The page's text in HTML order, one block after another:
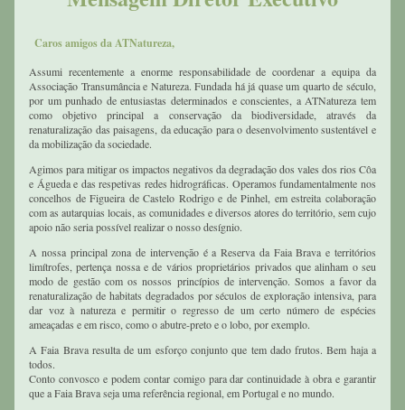
Caros amigos da ATNatureza,
Assumi recentemente a enorme responsabilidade de coordenar a equipa da
Associação Transumância e Natureza. Fundada há já quase um quarto de século,
por um punhado de entusiastas determinados e conscientes, a ATNatureza tem
como objetivo principal a conservação da biodiversidade, através da
renaturalização das paisagens, da educação para o desenvolvimento sustentável e
da mobilização da sociedade.
Agimos para mitigar os impactos negativos da degradação dos vales dos rios Côa
e Águeda e das respetivas redes hidrográficas. Operamos fundamentalmente nos
concelhos de Figueira de Castelo Rodrigo e de Pinhel, em estreita colaboração
com as autarquias locais, as comunidades e diversos atores do território, sem cujo
apoio não seria possível realizar o nosso desígnio.
A nossa principal zona de intervenção é a Reserva da Faia Brava e territórios
limítrofes, pertença nossa e de vários proprietários privados que alinham o seu
modo de gestão com os nossos princípios de intervenção. Somos a favor da
renaturalização de habitats degradados por séculos de exploração intensiva, para
dar voz à natureza e permitir o regresso de um certo número de espécies
ameaçadas e em risco, como o abutre-preto e o lobo, por exemplo.
A Faia Brava resulta de um esforço conjunto que tem dado frutos. Bem haja a
todos.
Conto convosco e podem contar comigo para dar continuidade à obra e garantir
que a Faia Brava seja uma referência regional, em Portugal e no mundo.